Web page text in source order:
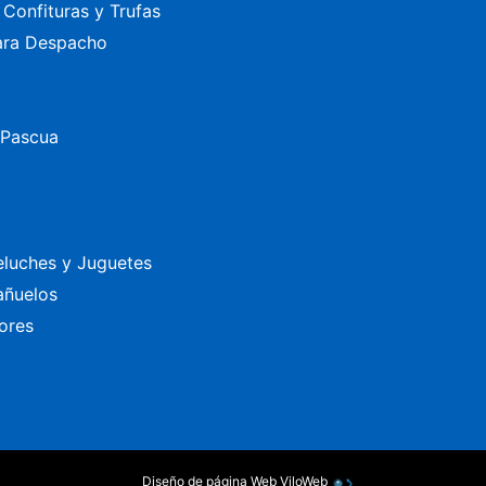
y Trufas
Despacho
y Juguetes
Diseño de página Web ViloWeb